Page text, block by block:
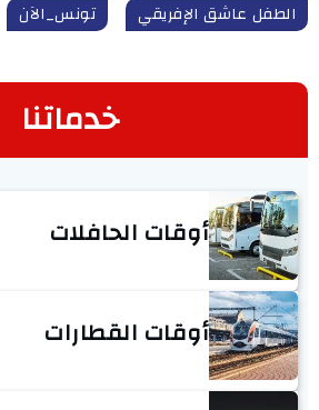
الطفل عاشق الإفريقي تونس_الآن
خدماتنا
أوقات الحافلات
أوقات القطارات